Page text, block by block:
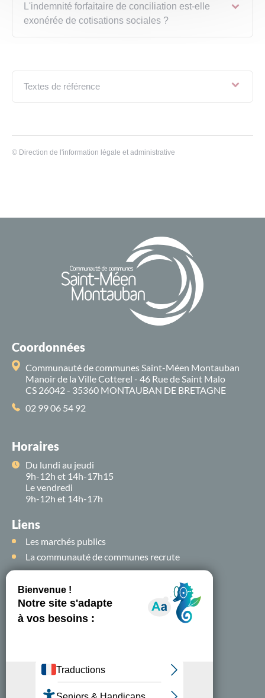
L'indemnité forfaitaire de conciliation est-elle
exonérée de cotisations sociales ?
Textes de référence
© Direction de l'information légale et administrative
Coordonnées
Communauté de communes Saint-Méen Montauban
Manoir de la Ville Cotterel - 46 Rue de Saint Malo
CS 26042 - 35360 MONTAUBAN DE BRETAGNE
02 99 06 54 92
Horaires
Du lundi au jeudi
9h-12h et 14h-17h15
Le vendredi
9h-12h et 14h-17h
Liens
Les marchés publics
La communauté de communes recrute
Suivez-nous sur
les
réseaux sociaux !
Nous contacter